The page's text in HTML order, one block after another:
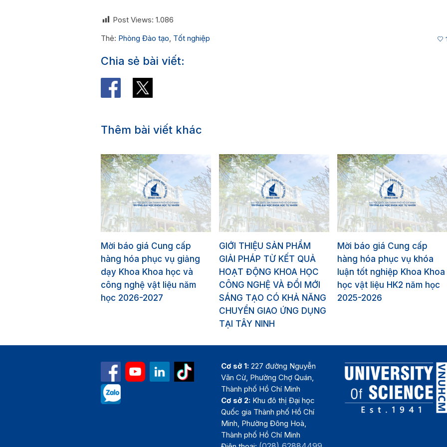
Post Views: 1.086
Thẻ: Phòng Đào tạo, Tốt nghiệp
Chia sẻ bài viết:
Thêm bài viết khác
Mời báo giá Cung cấp
hàng hóa phục vụ giảng
dạy Khoa Khoa học và
công nghệ vật liệu năm
học 2026-2027
GIỚI THIỆU SẢN PHẨM
GIẢI PHÁP TỪ KẾT QUẢ
HOẠT ĐỘNG KHOA HỌC
CÔNG NGHỆ VÀ ĐỔI MỚI
SÁNG TẠO CÓ KHẢ NĂNG
CHUYỂN GIAO ỨNG DỤNG
TẠI TÂY NINH
Mời báo giá Cung cấp
hàng hóa phục vụ khóa
luận tốt nghiệp Khoa Khoa
học vật liệu HK2 năm học
2025-2026
Cơ sở 1: 227 đường Nguyễn
Văn Cừ, Phường Chợ Quán,
Thành phố Hồ Chí Minh
Cơ sở 2: Khu đô thị Đại học
Quốc gia Thành phố Hồ Chí
Minh, Phường Đông Hoà,
Thành phố Hồ Chí Minh